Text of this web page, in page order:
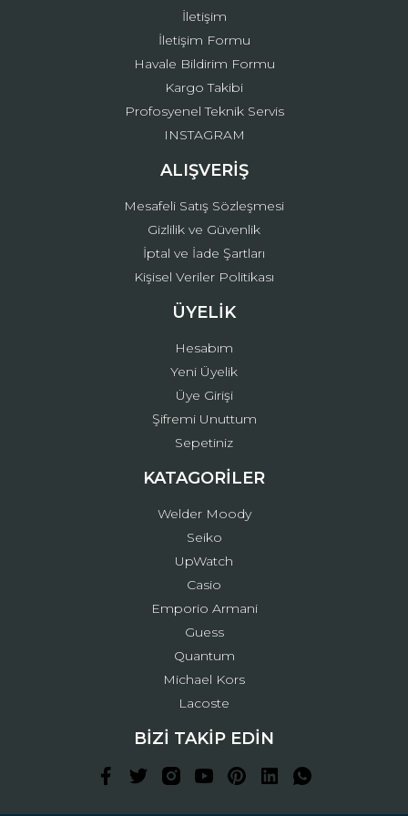
Gönder
İletişim
İletişim Formu
Havale Bildirim Formu
Kargo Takibi
Profosyenel Teknik Servis
INSTAGRAM
ALIŞVERİŞ
Mesafeli Satış Sözleşmesi
Gizlilik ve Güvenlik
İptal ve İade Şartları
Kişisel Veriler Politikası
ÜYELİK
Hesabım
Yeni Üyelik
Üye Girişi
Şifremi Unuttum
Sepetiniz
KATAGORİLER
Welder Moody
Seiko
UpWatch
Casio
Emporio Armani
Guess
Quantum
Michael Kors
Lacoste
BİZİ TAKİP EDİN